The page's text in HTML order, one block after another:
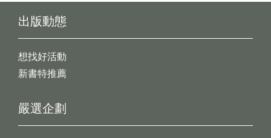
出版動態
想找好活動
新書特推薦
嚴選企劃